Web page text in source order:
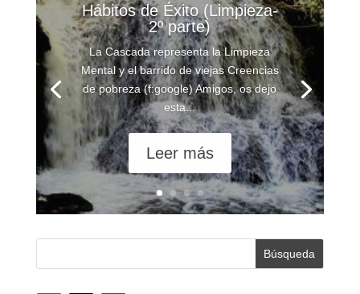
Hábitos de Éxito (Limpieza-
2º parte)
La Cascada representa la Limpieza
Mental y el barrido de viejas Creencias
de pobreza (f:google) Amigos, os dejo
esta...
Leer más